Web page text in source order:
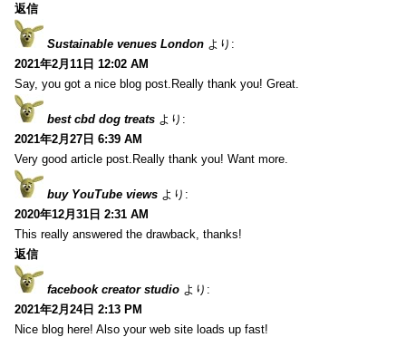
返信
Sustainable venues London より:
2021年2月11日 12:02 AM
Say, you got a nice blog post.Really thank you! Great.
best cbd dog treats より:
2021年2月27日 6:39 AM
Very good article post.Really thank you! Want more.
buy YouTube views より:
2020年12月31日 2:31 AM
This really answered the drawback, thanks!
返信
facebook creator studio より:
2021年2月24日 2:13 PM
Nice blog here! Also your web site loads up fast!